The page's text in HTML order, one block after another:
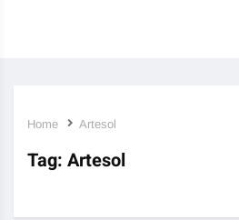
Home Artesol
Tag: Artesol